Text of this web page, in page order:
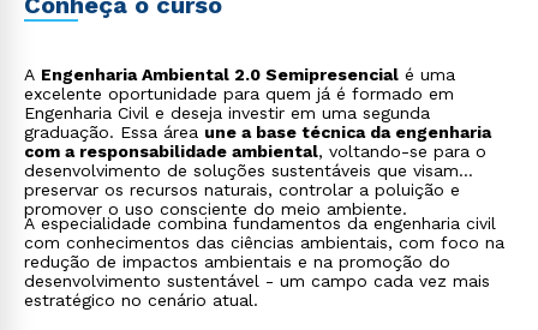
A Engenharia Ambiental 2.0 Semipresencial é uma
excelente oportunidade para quem já é formado em
Engenharia Civil e deseja investir em uma segunda
graduação. Essa área une a base técnica da engenharia
com a responsabilidade ambiental, voltando-se para o
desenvolvimento de soluções sustentáveis que visam
preservar os recursos naturais, controlar a poluição e
promover o uso consciente do meio ambiente.
A especialidade combina fundamentos da engenharia civil
com conhecimentos das ciências ambientais, com foco na
redução de impactos ambientais e na promoção do
desenvolvimento sustentável - um campo cada vez mais
estratégico no cenário atual.